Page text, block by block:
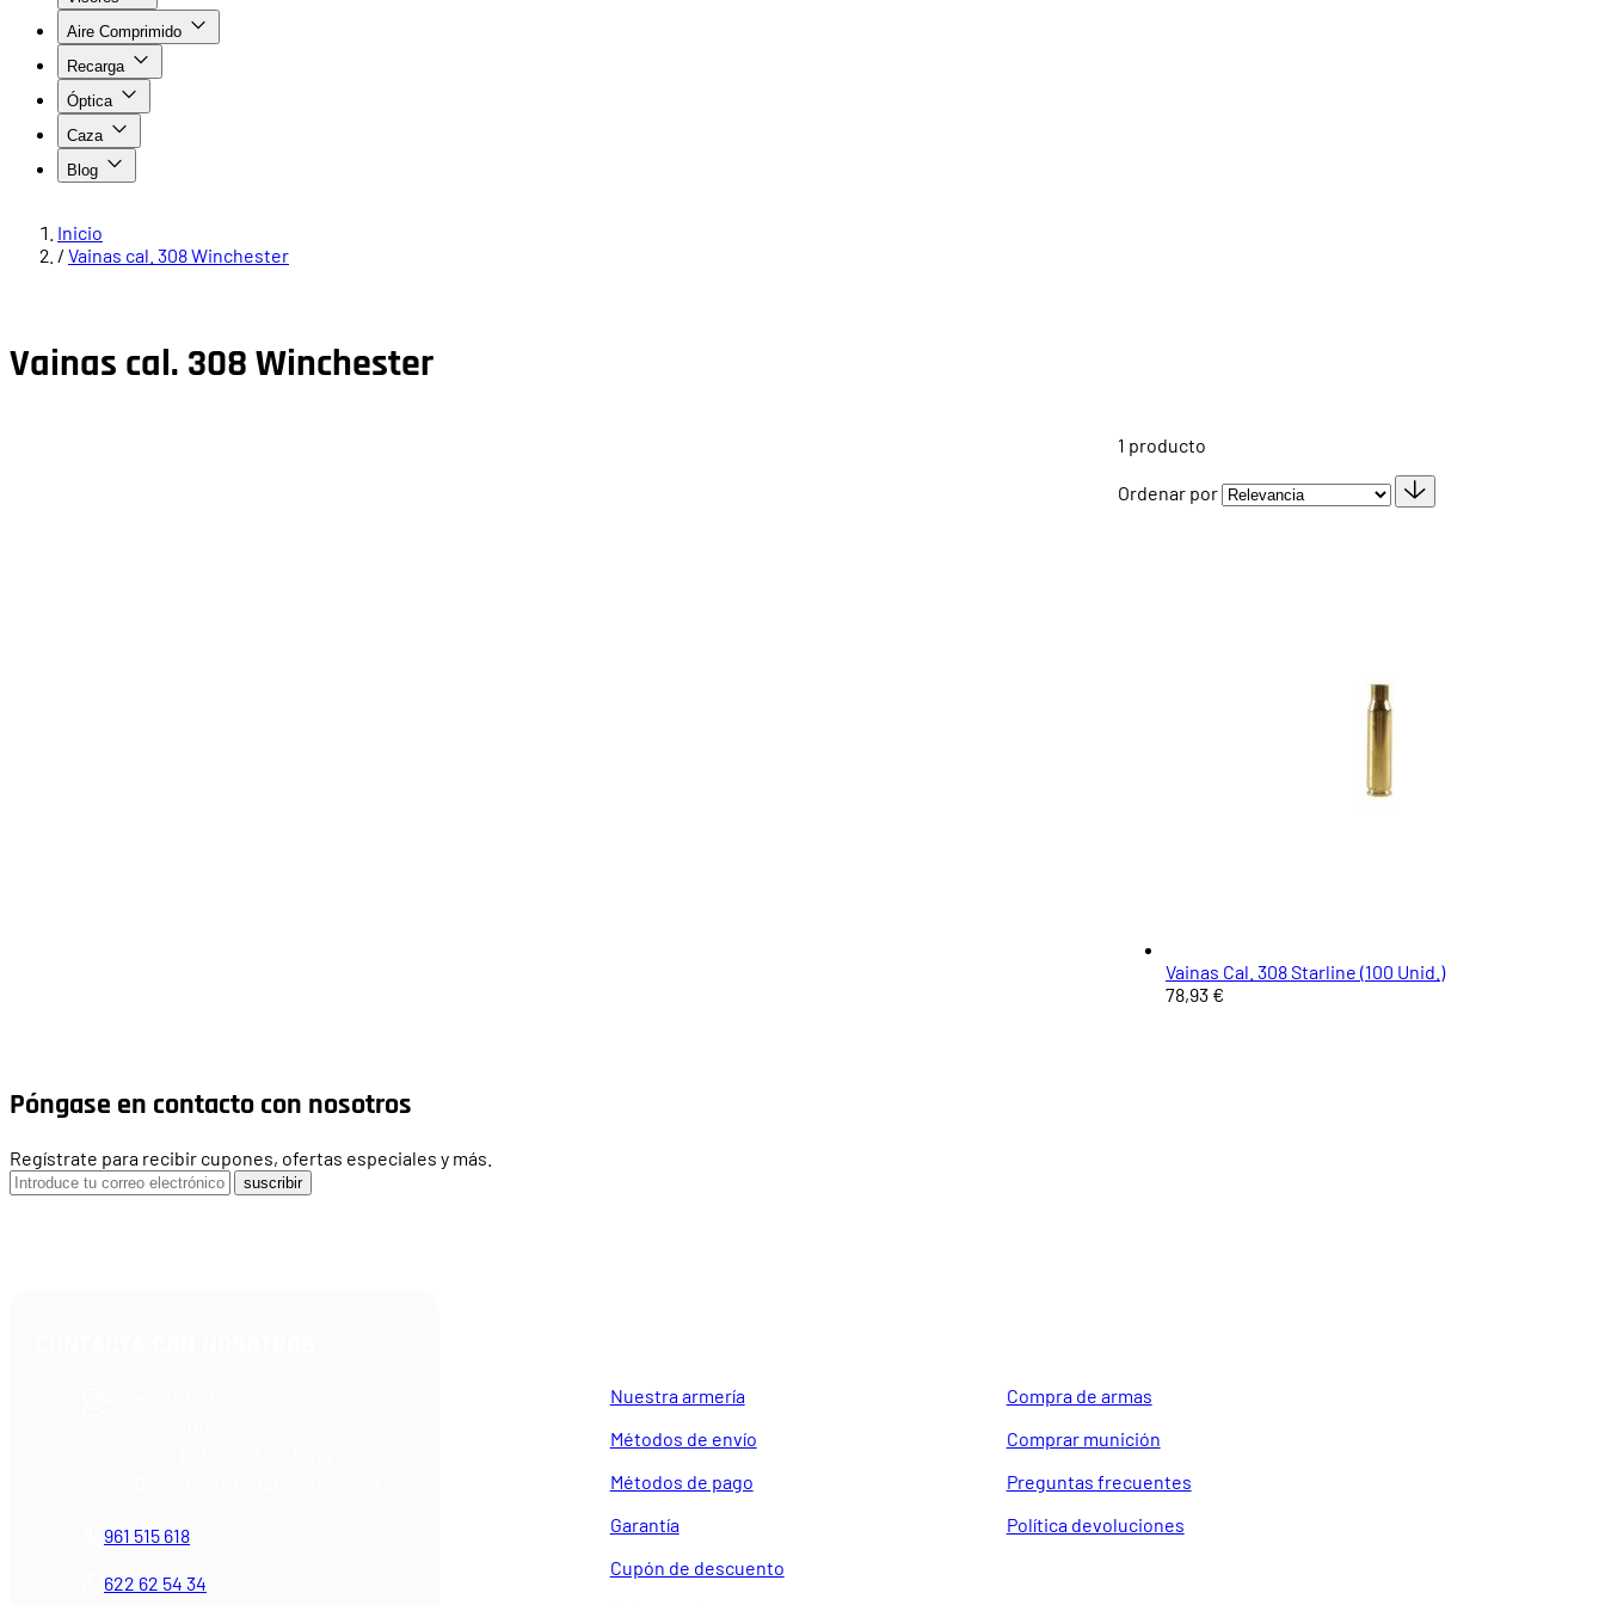
Aire Comprimido
Recarga
Óptica
Caza
Blog
Inicio
/ Vainas cal. 308 Winchester
Vainas cal. 308 Winchester
1 producto
Ordenar por
Vainas Cal. 308 Starline (100 Unid.)
78,93 €
Póngase en contacto con nosotros
Regístrate para recibir cupones, ofertas especiales y más.
suscribir
961 515 618
622 62 54 34
Nuestra armería
Métodos de envío
Métodos de pago
Garantía
Cupón de descuento
Compra de armas
Comprar munición
Preguntas frecuentes
Política devoluciones